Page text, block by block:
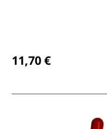
11,70 €